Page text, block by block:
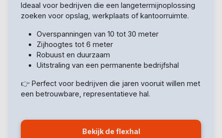
Ideaal voor bedrijven die een langetermijnoplossing
zoeken voor opslag, werkplaats of kantoorruimte.
Overspanningen van 10 tot 30 meter
Zijhoogtes tot 6 meter
Robuust en duurzaam
Uitstraling van een permanente bedrijfshal
👉 Perfect voor bedrijven die jaren vooruit willen met
een betrouwbare, representatieve hal.
Bekijk de flexhal